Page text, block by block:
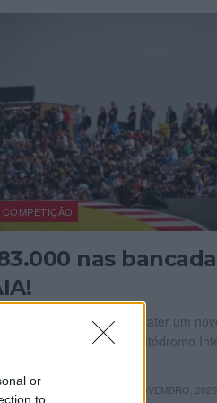
or
to
COMPETIÇÃO
nas
GP de Portugal voltou a bater um
nas bancadas do Autódromo
13 NOVEMBRO, 2025